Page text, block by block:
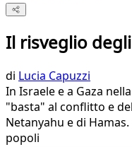
Il risveglio
di Lucia Capuzzi
In Israele e a Gaza
"basta" al conflitto e
Netanyahu e di
popoli